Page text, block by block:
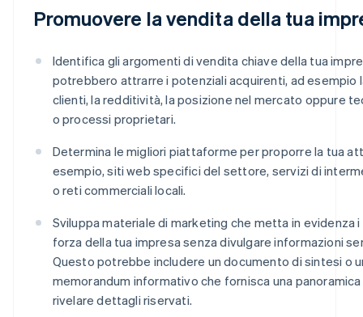
Promuovere la vendita della tua
Identifica gli argomenti di vendita chiave della tua
potrebbero attrarre i potenziali acquirenti, ad esempio
clienti, la redditività, la posizione nel mercato oppure
o processi proprietari.
Determina le migliori piattaforme per proporre la tua
esempio, siti web specifici del settore, servizi di
o reti commerciali locali.
Sviluppa materiale di marketing che metta in evidenza
forza della tua impresa senza divulgare informazioni
Questo potrebbe includere un documento di sintesi o
memorandum informativo che fornisca una
rivelare dettagli riservati.